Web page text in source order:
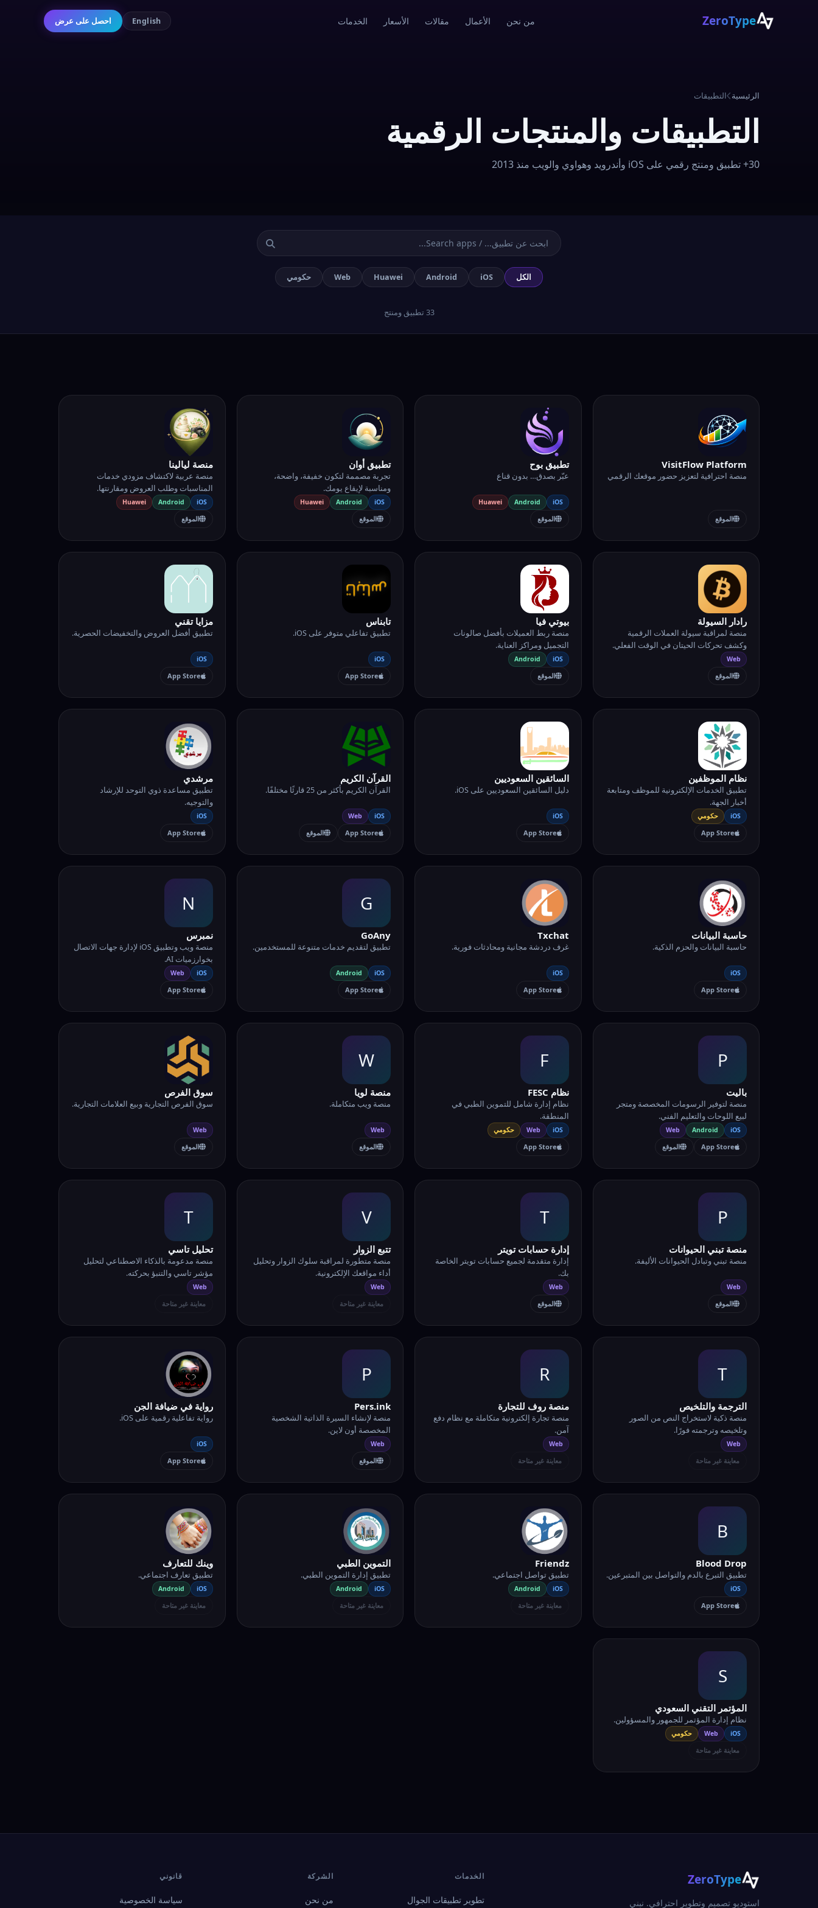
ZeroType الخدمات الأسعار مقالات الأعمال من نحن English احصل على عرض
الرئيسية التطبيقات
التطبيقات والمنتجات الرقمية
30+ تطبيق ومنتج رقمي على iOS وأندرويد وهواوي والويب منذ 2013
الكل iOS
Android
Huawei
Web حكومي
33 تطبيق ومنتج
VisitFlow Platform
منصة احترافية لتعزيز حضور موقعك الرقمي
الموقع
تطبيق بوح
عبّر بصدق… بدون قناع
iOS
Android
Huawei
الموقع
تطبيق أوان
تجربة مصممة لتكون خفيفة، واضحة،
ومناسبة لإيقاع يومك.
iOS
Android
Huawei
الموقع
منصة ليالينا
منصة عربية لاكتشاف مزودي خدمات
المناسبات وطلب العروض ومقارنتها.
iOS
Android
Huawei
الموقع
رادار السيولة
منصة لمراقبة سيولة العملات الرقمية
وكشف تحركات الحيتان في الوقت الفعلي.
Web
الموقع
بيوتي فيا
منصة ربط العميلات بأفضل صالونات
التجميل ومراكز العناية.
iOS
Android
الموقع
تابناس
تطبيق تفاعلي متوفر على iOS.
iOS
App Store
مزايا تقني
تطبيق أفضل العروض والتخفيضات الحصرية.
iOS
App Store
نظام الموظفين
تطبيق الخدمات الإلكترونية للموظف ومتابعة
أخبار الجهة.
iOS حكومي
App Store
السائقين السعوديين
دليل السائقين السعوديين على iOS.
iOS
App Store
القرآن الكريم
القرآن الكريم بأكثر من 25 قارئًا مختلفًا.
iOS
Web
App Store الموقع
مرشدي
تطبيق مساعدة ذوي التوحد للإرشاد
والتوجيه.
iOS
App Store
حاسبة البيانات
حاسبة البيانات والحزم الذكية.
iOS
App Store
Txchat
غرف دردشة مجانية ومحادثات فورية.
iOS
App Store
G
GoAny
تطبيق لتقديم خدمات متنوعة للمستخدمين.
iOS
Android
App Store
N
نمبرس
منصة ويب وتطبيق iOS لإدارة جهات الاتصال
بخوارزميات AI.
iOS
Web
App Store
P
باليت
منصة لتوفير الرسومات المخصصة ومتجر
لبيع اللوحات والتعليم الفني.
iOS
Android
Web
App Store الموقع
F
نظام FESC
نظام إدارة شامل للتموين الطبي في
المنطقة.
iOS
Web حكومي
App Store
W
منصة لويا
منصة ويب متكاملة.
Web
الموقع
سوق الفرص
سوق الفرص التجارية وبيع العلامات التجارية.
Web
الموقع
P
منصة تبني الحيوانات
منصة تبني وتبادل الحيوانات الأليفة.
Web
الموقع
T
إدارة حسابات تويتر
إدارة متقدمة لجميع حسابات تويتر الخاصة
بك.
Web
الموقع
V
تتبع الزوار
منصة متطورة لمراقبة سلوك الزوار وتحليل
أداء مواقعك الإلكترونية.
Web
معاينة غير متاحة
T
تحليل تاسي
منصة مدعومة بالذكاء الاصطناعي لتحليل
مؤشر تاسي والتنبؤ بحركته.
Web
معاينة غير متاحة
T
الترجمة والتلخيص
منصة ذكية لاستخراج النص من الصور
وتلخيصه وترجمته فورًا.
Web
معاينة غير متاحة
R
منصة روف للتجارة
منصة تجارة إلكترونية متكاملة مع نظام دفع
آمن.
Web
معاينة غير متاحة
P
Pers.ink
منصة لإنشاء السيرة الذاتية الشخصية
المخصصة أون لاين.
Web
الموقع
رواية في ضيافة الجن
رواية تفاعلية رقمية على iOS.
iOS
App Store
B
Blood Drop
تطبيق التبرع بالدم والتواصل بين المتبرعين.
iOS
App Store
Friendz
تطبيق تواصل اجتماعي.
iOS
Android
معاينة غير متاحة
التموين الطبي
تطبيق إدارة التموين الطبي.
iOS
Android
معاينة غير متاحة
وينك للتعارف
تطبيق تعارف اجتماعي.
iOS
Android
معاينة غير متاحة
S
المؤتمر التقني السعودي
نظام إدارة المؤتمر للجمهور والمسؤولين.
iOS
Web حكومي
معاينة غير متاحة
ZeroType
استوديو تصميم وتطوير احترافي. نبني
الخدمات
تطوير تطبيقات الجوال
الشركة
من نحن
قانوني
سياسة الخصوصية